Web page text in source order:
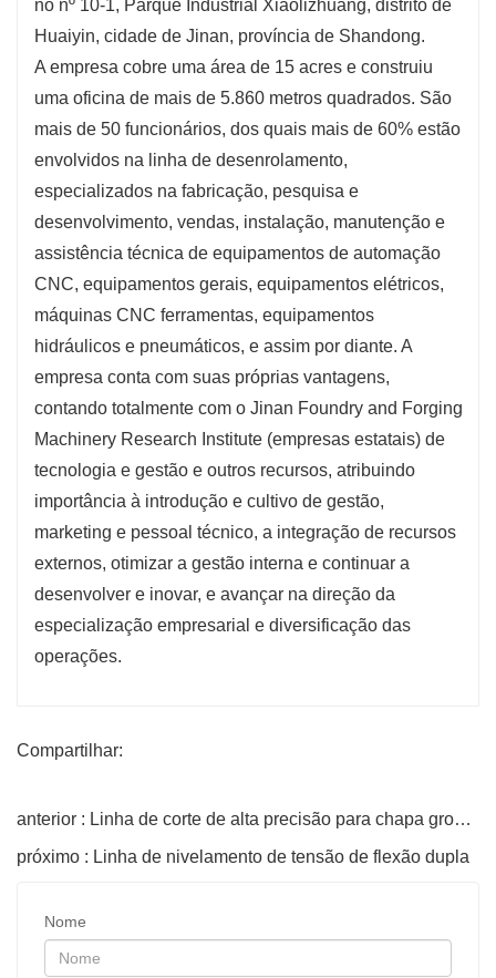
no nº 10-1, Parque Industrial Xiaolizhuang, distrito de
Huaiyin, cidade de Jinan, província de Shandong.
A empresa cobre uma área de 15 acres e construiu
uma oficina de mais de 5.860 metros quadrados. São
mais de 50 funcionários, dos quais mais de 60% estão
envolvidos na linha de desenrolamento,
especializados na fabricação, pesquisa e
desenvolvimento, vendas, instalação, manutenção e
assistência técnica de equipamentos de automação
CNC, equipamentos gerais, equipamentos elétricos,
máquinas CNC ferramentas, equipamentos
hidráulicos e pneumáticos, e assim por diante. A
empresa conta com suas próprias vantagens,
contando totalmente com o Jinan Foundry and Forging
Machinery Research Institute (empresas estatais) de
tecnologia e gestão e outros recursos, atribuindo
importância à introdução e cultivo de gestão,
marketing e pessoal técnico, a integração de recursos
externos, otimizar a gestão interna e continuar a
desenvolver e inovar, e avançar na direção da
especialização empresarial e diversificação das
operações.
Compartilhar:
anterior : Linha de corte de alta precisão para chapa grossa
próximo : Linha de nivelamento de tensão de flexão dupla
Nome